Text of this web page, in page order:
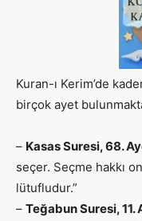
Kuran-ı Kerim’de
birçok ayet
– Kasas Suresi, 68.
seçer. Seçme hakkı
lütufludur.”
– Teğabun Suresi, 11.